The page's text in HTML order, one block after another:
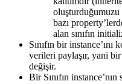
oluşturduğumuzu
bazı
alan sınıfın
Sınıfın bir
verileri paylaşır, yani
değişir.
Bir Sınıfın